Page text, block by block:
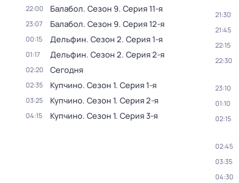
22:00 Балабол. Сезон 9. Серия 11-я
23:07 Балабол. Сезон 9. Серия 12-я
00:15 Дельфин. Сезон 2. Серия 1-я
01:17 Дельфин. Сезон 2. Серия 2-я
02:20 Сегодня
02:35 Купчино. Сезон 1. Серия 1-я
03:25 Купчино. Сезон 1. Серия 2-я
04:15 Купчино. Сезон 1. Серия 3-я
21:30
21:45
22:15
22:30
23:10
01:10
02:15
02:45
03:35
04:30